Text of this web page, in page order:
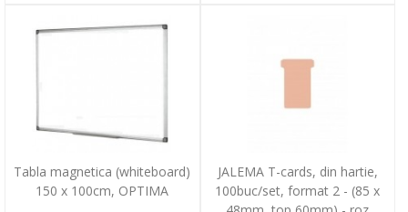
Tabla magnetica (whiteboard)
150 x 100cm, OPTIMA
JALEMA T-cards, din hartie,
100buc/set, format 2 - (85 x